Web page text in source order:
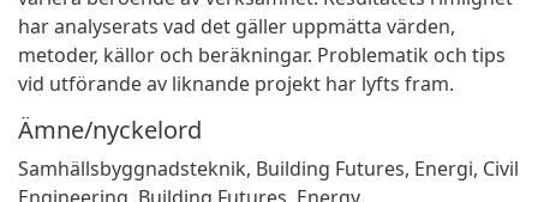
har analyserats vad det gäller uppmätta värden,
metoder, källor och beräkningar. Problematik och tips
vid utförande av liknande projekt har lyfts fram.
Ämne/nyckelord
Samhällsbyggnadsteknik, Building Futures, Energi, Civil
Engineering Building Futures Energy